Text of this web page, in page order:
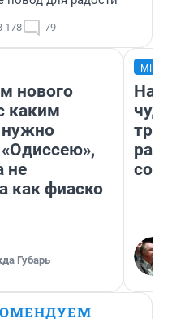
178 79
нового
каким
нужно
не
как фиаско
Губарь